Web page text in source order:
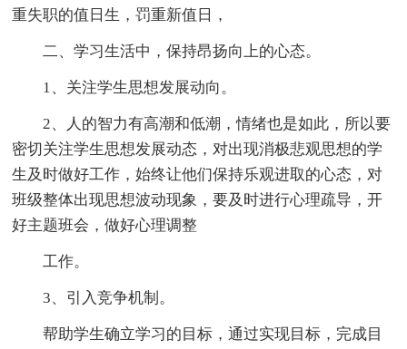
重失职的值日生，罚重新值日，
二、学习生活中，保持昂扬向上的心态。
1、关注学生思想发展动向。
2、人的智力有高潮和低潮，情绪也是如此，所以要
密切关注学生思想发展动态，对出现消极悲观思想的学
生及时做好工作，始终让他们保持乐观进取的心态，对
班级整体出现思想波动现象，要及时进行心理疏导，开
好主题班会，做好心理调整
工作。
3、引入竞争机制。
帮助学生确立学习的目标，通过实现目标，完成目